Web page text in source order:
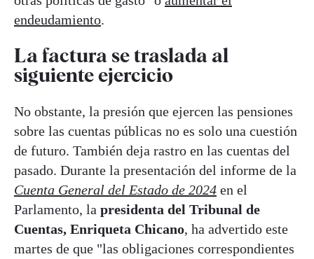
endeudamiento.
La factura se traslada al
siguiente ejercicio
No obstante, la presión que ejercen las pensiones
sobre las cuentas públicas no es solo una cuestión
de futuro. También deja rastro en las cuentas del
pasado. Durante la presentación del informe de la
Cuenta General del Estado de 2024 en el
Parlamento, la presidenta del Tribunal de
Cuentas, Enriqueta Chicano, ha advertido este
martes de que "las obligaciones correspondientes